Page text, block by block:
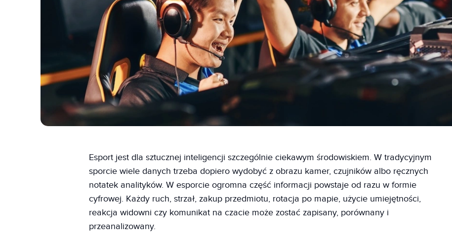
Esport jest dla sztucznej inteligencji szczególnie ciekawym środowiskiem. W tradycyjnym
sporcie wiele danych trzeba dopiero wydobyć z obrazu kamer, czujników albo ręcznych
notatek analityków. W esporcie ogromna część informacji powstaje od razu w formie
cyfrowej. Każdy ruch, strzał, zakup przedmiotu, rotacja po mapie, użycie umiejętności,
reakcja widowni czy komunikat na czacie może zostać zapisany, porównany i
przeanalizowany.